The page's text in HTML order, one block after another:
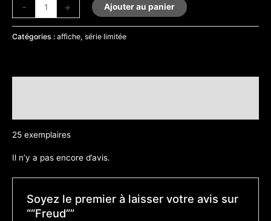
- + Ajouter au panier
Catégories : affiche, série limitée
25 exemplaires
Il n’y a pas encore d’avis.
Soyez le premier à laisser votre avis sur
““Freud””